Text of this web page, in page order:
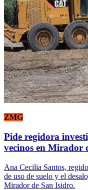
ZMG
Pide regidora
vecinos en Mirador
Ana Cecilia Santos,
de uso de suelo y el
Mirador de San Isidro.